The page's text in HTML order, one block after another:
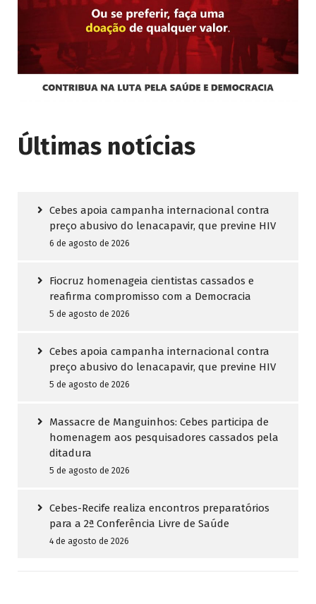
Últimas notícias
Cebes apoia campanha internacional contra
preço abusivo do lenacapavir, que previne HIV
6 de agosto de 2026
Fiocruz homenageia cientistas cassados e
reafirma compromisso com a Democracia
5 de agosto de 2026
Cebes apoia campanha internacional contra
preço abusivo do lenacapavir, que previne HIV
5 de agosto de 2026
Massacre de Manguinhos: Cebes participa de
homenagem aos pesquisadores cassados pela
ditadura
5 de agosto de 2026
Cebes-Recife realiza encontros preparatórios
para a 2ª Conferência Livre de Saúde
4 de agosto de 2026